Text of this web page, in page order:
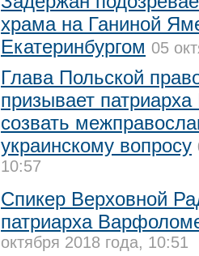
храма на Ганиной
Екатеринбургом 05
Глава Польской
призывает
созвать
украинскому вопросу
10:57
Спикер Верховной
патриарха
октября 2018 года, 10:51